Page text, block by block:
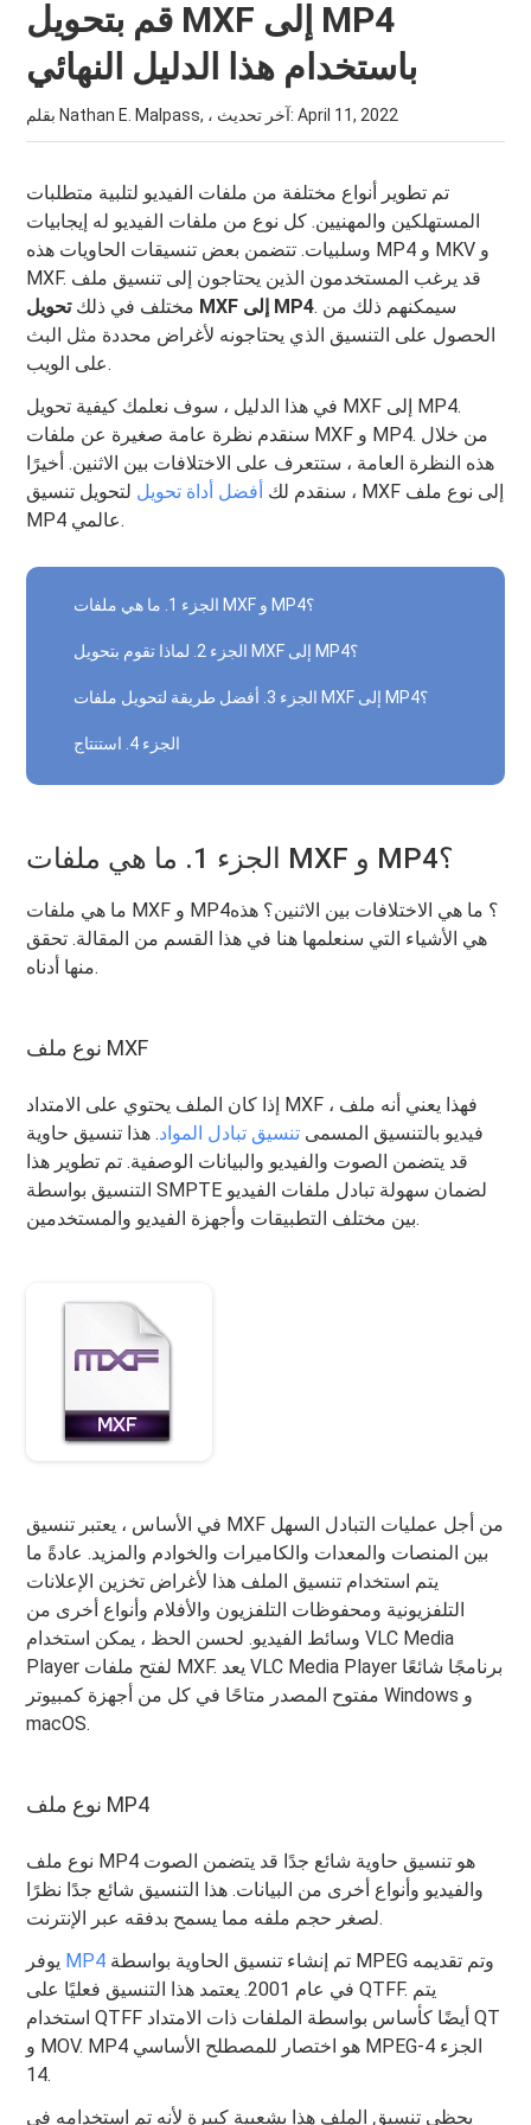
قم بتحويل MXF إلى MP4
باستخدام هذا الدليل النهائي
بقلم Nathan E. Malpass, ، آخر تحديث:April 11, 2022
تم تطوير أنواع مختلفة من ملفات الفيديو لتلبية متطلبات
المستهلكين والمهنيين. كل نوع من ملفات الفيديو له إيجابيات
وسلبيات. تتضمن بعض تنسيقات الحاويات هذه MP4 و MKV و
MXF. قد يرغب المستخدمون الذين يحتاجون إلى تنسيق ملف
مختلف في ذلك
تحويل MXF إلى MP4. سيمكنهم ذلك من
الحصول على التنسيق الذي يحتاجونه لأغراض محددة مثل البث
على الويب.
في هذا الدليل ، سوف نعلمك كيفية تحويل MXF إلى MP4.
سنقدم نظرة عامة صغيرة عن ملفات MXF و MP4. من خلال
هذه النظرة العامة ، ستتعرف على الاختلافات بين الاثنين. أخيرًا
، سنقدم لك أفضل أداة تحويل لتحويل تنسيق MXF إلى نوع ملف
MP4 عالمي.
الجزء 1. ما هي ملفات MXF و MP4؟
الجزء 2. لماذا تقوم بتحويل MXF إلى MP4؟
الجزء 3. أفضل طريقة لتحويل ملفات MXF إلى MP4؟
الجزء 4. استنتاج
الجزء 1. ما هي ملفات MXF و MP4؟
ما هي ملفات MXF و MP4؟ ما هي الاختلافات بين الاثنين؟ هذه
هي الأشياء التي سنعلمها هنا في هذا القسم من المقالة. تحقق
منها أدناه.
نوع ملف MXF
إذا كان الملف يحتوي على الامتداد MXF ، فهذا يعني أنه ملف
فيديو بالتنسيق المسمى تنسيق تبادل المواد. هذا تنسيق حاوية
قد يتضمن الصوت والفيديو والبيانات الوصفية. تم تطوير هذا
التنسيق بواسطة SMPTE لضمان سهولة تبادل ملفات الفيديو
بين مختلف التطبيقات وأجهزة الفيديو والمستخدمين.
في الأساس ، يعتبر تنسيق MXF من أجل عمليات التبادل السهل
بين المنصات والمعدات والكاميرات والخوادم والمزيد. عادةً ما
يتم استخدام تنسيق الملف هذا لأغراض تخزين الإعلانات
التلفزيونية ومحفوظات التلفزيون والأفلام وأنواع أخرى من
وسائط الفيديو. لحسن الحظ ، يمكن استخدام VLC Media
Player لفتح ملفات MXF. يعد VLC Media Player برنامجًا شائعًا
مفتوح المصدر متاحًا في كل من أجهزة كمبيوتر Windows و
macOS.
نوع ملف MP4
نوع ملف MP4 هو تنسيق حاوية شائع جدًا قد يتضمن الصوت
والفيديو وأنواع أخرى من البيانات. هذا التنسيق شائع جدًا نظرًا
لصغر حجم ملفه مما يسمح بدفقه عبر الإنترنت.
MP4
في عام 2001. يعتمد هذا التنسيق فعليًا على QTFF. يتم
استخدام QTFF أيضًا كأساس بواسطة الملفات ذات الامتداد QT
و MOV. MP4 هو اختصار للمصطلح الأساسي MPEG-4 الجزء
14.
يحظى تنسيق الملف هذا بشعبية كبيرة لأنه تم استخدامه في